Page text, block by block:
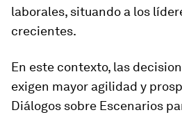
laborales, situando a los
crecientes.
En este contexto, las
exigen mayor agilidad y
Diálogos sobre Escenarios